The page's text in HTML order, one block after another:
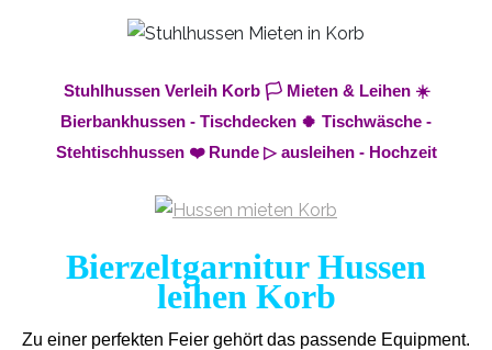
Stuhlhussen Verleih Korb 🏳️ Mieten & Leihen ☀️
Bierbankhussen - Tischdecken 🍀 Tischwäsche -
Stehtischhussen ❤️ Runde ▷ ausleihen - Hochzeit
Bierzeltgarnitur Hussen
leihen Korb
Zu einer perfekten Feier gehört das passende Equipment.